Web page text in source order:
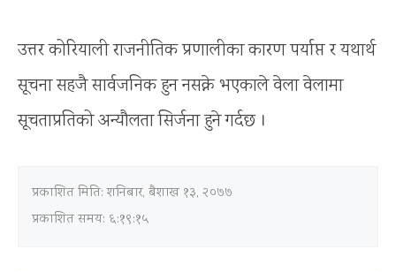
उत्तर कोरियाली राजनीतिक प्रणालीका कारण पर्याप्त र यथार्थ
सूचना सहजै सार्वजनिक हुन नसक्ने भएकाले वेला वेलामा
सूचताप्रतिको अन्यौलता सिर्जना हुने गर्दछ ।
प्रकाशित मिति:शनिबार, बैशाख १३, २०७७
प्रकाशित समय: ६:१९:१५